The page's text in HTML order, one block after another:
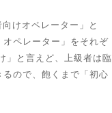
けオペレーター」と
オペレーター」をそれぞ
」と言えど、上級者は臨
ので、飽くまで「初心